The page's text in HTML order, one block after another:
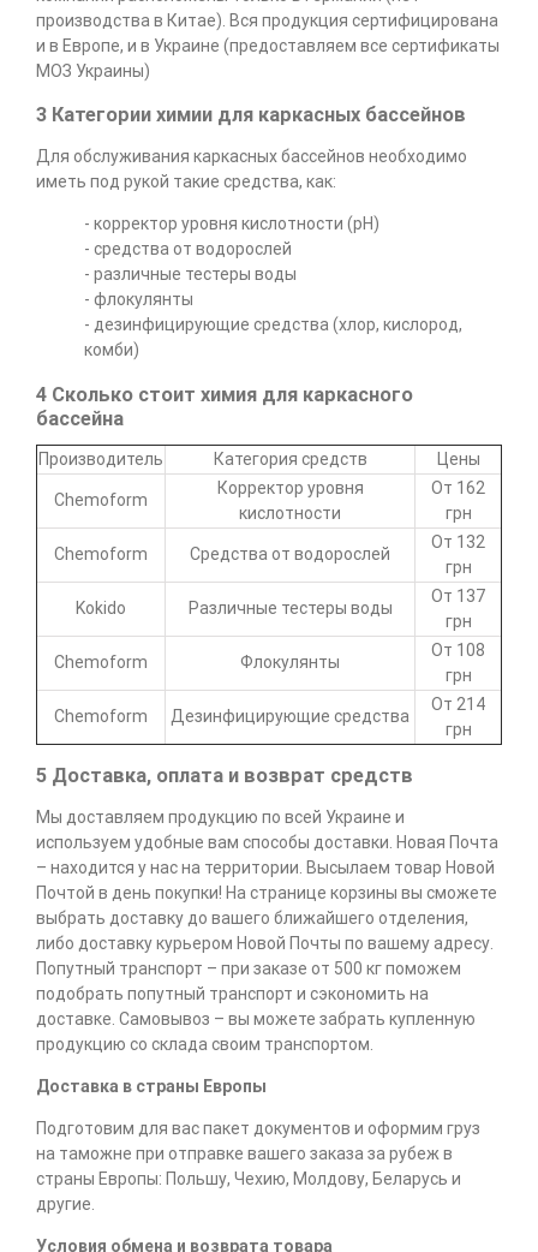
производства в Китае). Вся продукция сертифицирована
и в Европе, и в Украине (предоставляем все сертификаты
МОЗ Украины)
3 Категории химии для каркасных бассейнов
Для обслуживания каркасных бассейнов необходимо
иметь под рукой такие средства, как:
- корректор уровня кислотности (pH)
- средства от водорослей
- различные тестеры воды
- флокулянты
- дезинфицирующие средства (хлор, кислород,
комби)
4 Сколько стоит химия для каркасного
бассейна
Производитель Категория средств Цены
Chemoform
Корректор уровня
кислотности
От 162
грн
Chemoform Средства от водорослей
От 132
грн
Kokido Различные тестеры воды
От 137
грн
Chemoform Флокулянты
От 108
грн
Chemoform Дезинфицирующие средства
От 214
грн
5 Доставка, оплата и возврат средств
Мы доставляем продукцию по всей Украине и
используем удобные вам способы доставки. Новая Почта
– находится у нас на территории. Высылаем товар Новой
Почтой в день покупки! На странице корзины вы сможете
выбрать доставку до вашего ближайшего отделения,
либо доставку курьером Новой Почты по вашему адресу.
Попутный транспорт – при заказе от 500 кг поможем
подобрать попутный транспорт и сэкономить на
доставке. Самовывоз – вы можете забрать купленную
продукцию со склада своим транспортом.
Доставка в страны Европы
Подготовим для вас пакет документов и оформим груз
на таможне при отправке вашего заказа за рубеж в
страны Европы: Польшу, Чехию, Молдову, Беларусь и
другие.
Условия обмена и возврата товара